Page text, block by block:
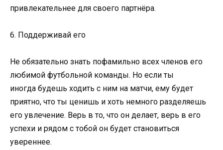
привлекательнее для своего партнёра.
6. Поддерживай его
Не обязательно знать пофамильно всех членов его
любимой футбольной команды. Но если ты
иногда будешь ходить с ним на матчи, ему будет
приятно, что ты ценишь и хоть немного разделяешь
его увлечение. Верь в то, что он делает, верь в его
успехи и рядом с тобой он будет становиться
увереннее.